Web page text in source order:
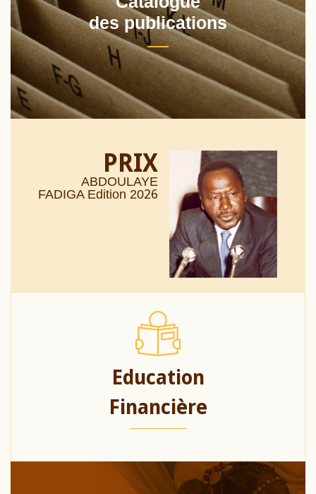
des publications
PRIX
ABDOULAYE
FADIGA Edition 2026
Education
Financière